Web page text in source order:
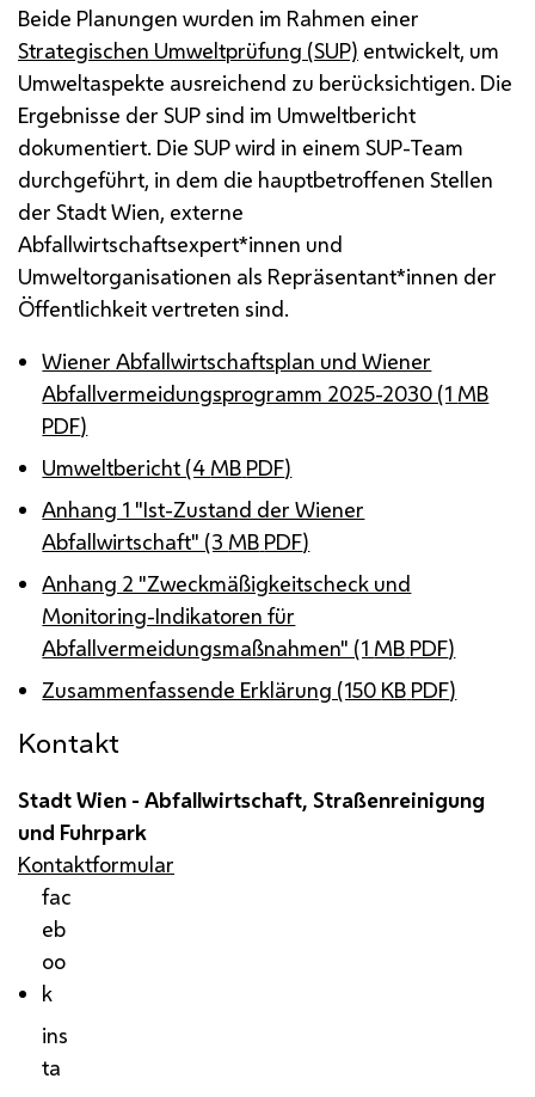
Beide Planungen wurden im Rahmen einer
Strategischen Umweltprüfung (SUP) entwickelt, um
Umweltaspekte ausreichend zu berücksichtigen. Die
Ergebnisse der SUP sind im Umweltbericht
dokumentiert. Die SUPwird in einem SUP-Team
durchgeführt, in dem die hauptbetroffenen Stellen
der Stadt Wien, externe
Abfallwirtschaftsexpert*innen und
Umweltorganisationen als Repräsentant*innen der
Öffentlichkeit vertreten sind.
Wiener Abfallwirtschaftsplan und Wiener
Abfallvermeidungsprogramm 2025-2030 (1 MB
PDF)
Umweltbericht (4 MB PDF)
Anhang 1 "Ist-Zustand der Wiener
Abfallwirtschaft" (3 MB PDF)
Anhang 2 "Zweckmäßigkeitscheck und
Monitoring-Indikatoren für
Abfallvermeidungsmaßnahmen" (1 MB PDF)
Zusammenfassende Erklärung (150 KB PDF)
Kontakt
Stadt Wien - Abfallwirtschaft, Straßenreinigung
und Fuhrpark
Kontaktformular
fac
eb
oo
k
ins
ta